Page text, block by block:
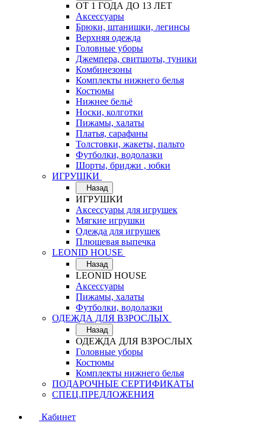
ОТ 1 ГОДА ДО 13 ЛЕТ
Аксессуары
Брюки, штанишки, легинсы
Верхняя одежда
Головные уборы
Джемпера, свитшоты, туники
Комбинезоны
Комплекты нижнего белья
Костюмы
Нижнее бельё
Носки, колготки
Пижамы, халаты
Платья, сарафаны
Толстовки, жакеты, пальто
Футболки, водолазки
Шорты, бриджи , юбки
ИГРУШКИ
Назад
ИГРУШКИ
Аксессуары для игрушек
Мягкие игрушки
Одежда для игрушек
Плюшевая выпечка
LEONID HOUSE
Назад
LEONID HOUSE
Аксессуары
Пижамы, халаты
Футболки, водолазки
ОДЕЖДА ДЛЯ ВЗРОСЛЫХ
Назад
ОДЕЖДА ДЛЯ ВЗРОСЛЫХ
Головные уборы
Костюмы
Комплекты нижнего белья
ПОДАРОЧНЫЕ СЕРТИФИКАТЫ
СПЕЦ.ПРЕДЛОЖЕНИЯ
Кабинет